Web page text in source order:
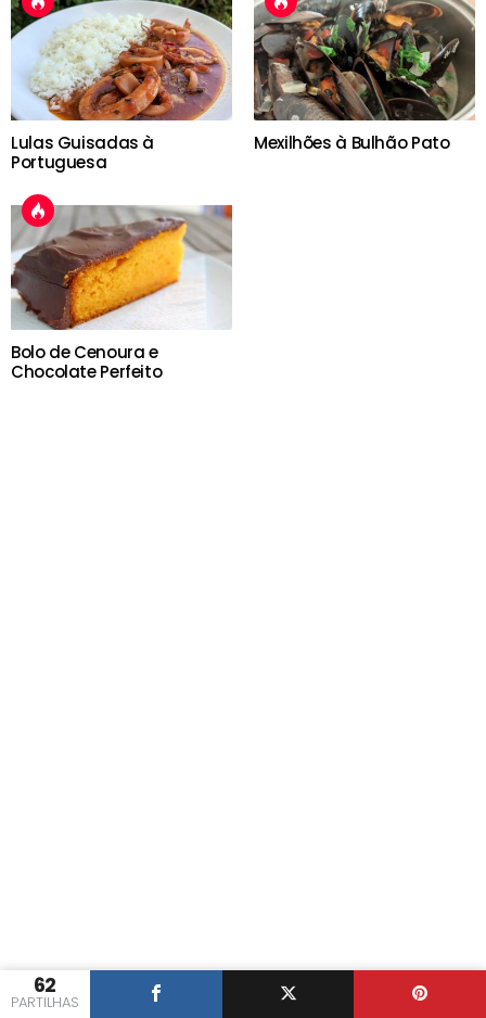
62
PARTILHAS
Lulas Guisadas à
Portuguesa
Mexilhões à Bulhão Pato
Bolo de Cenoura e
Chocolate Perfeito